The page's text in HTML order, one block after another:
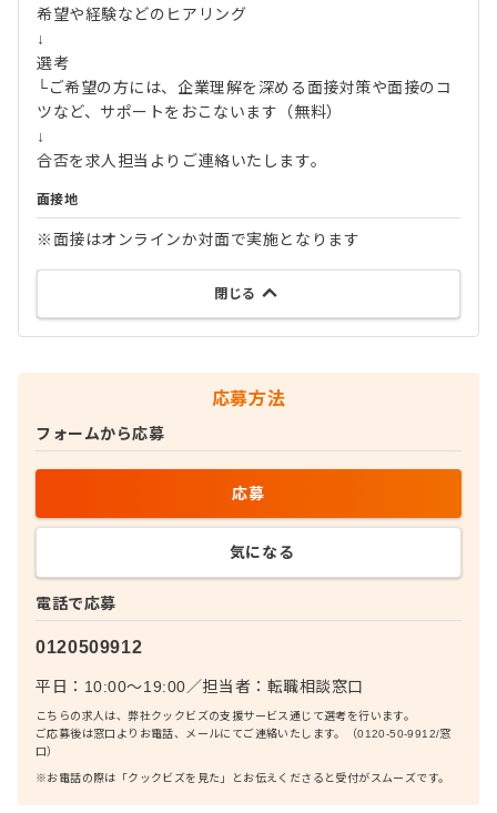
希望や経験などのヒアリング
↓
選考
└ご希望の方には、企業理解を深める面接対策や面接のコ
ツなど、サポートをおこないます（無料）
↓
合否を求人担当よりご連絡いたします。
面接地
※面接はオンラインか対面で実施となります
閉じる
応募方法
電話で応募
0120509912
平日：10:00〜19:00／担当者： 転職相談窓口
こちらの求人は、弊社クックビズの支援サービス通じて選考を行います。
ご応募後は窓口よりお電話、メールにてご連絡いたします。（0120-50-9912/窓
口）
※お電話の際は「クックビズを見た」とお伝えくださると受付がスムーズです。
フォームから応募
応募
気になる